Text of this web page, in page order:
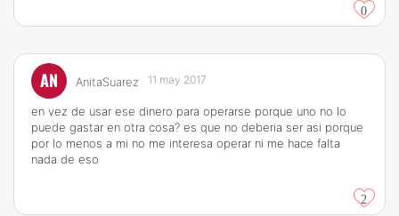
0
AN AnitaSuarez 11 may 2017
en vez de usar ese dinero para operarse porque uno no lo
puede gastar en otra cosa? es que no deberia ser asi porque
por lo menos a mi no me interesa operar ni me hace falta
nada de eso
2